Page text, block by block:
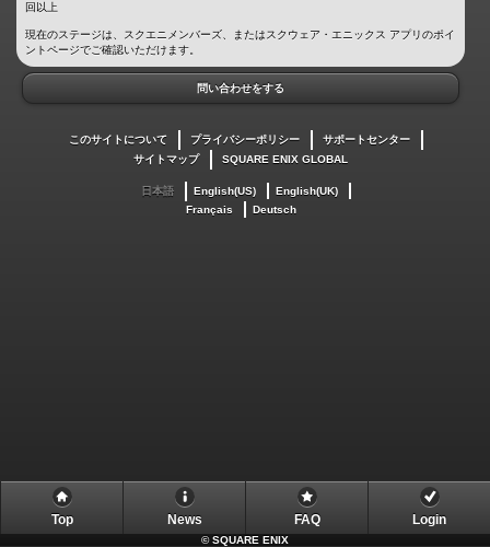
回以上
現在のステージは、スクエニメンバーズ、またはスクウェア・エニックス アプリのポイ
ントページでご確認いただけます。
問い合わせをする
このサイトについて プライバシーポリシー
サポートセンター
サイトマップ
SQUARE ENIX GLOBAL
日本語 English(US)
English(UK)
Français
Deutsch
Top News FAQ Login
©SQUARE ENIX